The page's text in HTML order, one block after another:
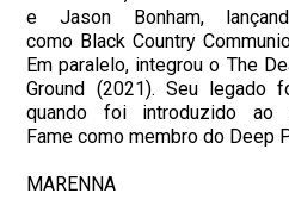
e Jason Bonham,
como Black Country
Em paralelo, integrou o The
Ground (2021). Seu legado
quando foi introduzido
Fame como membro do Deep
MARENNA